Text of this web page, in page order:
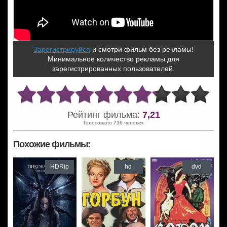
Зарегистрируйся и смотри фильм без рекламы!
Минимальное количество рекламы для
зарегистрированных пользователей.
Рейтинг фильма: 7,21
Голосовало 736 человек
Похожие фильмы:
HDRip hd dvd